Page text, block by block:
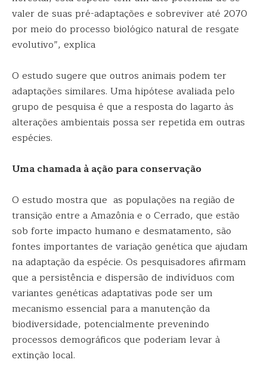
valer de suas pré-adaptações e sobreviver até 2070
por meio do processo biológico natural de resgate
evolutivo”, explica
O estudo sugere que outros animais podem ter
adaptações similares. Uma hipótese avaliada pelo
grupo de pesquisa é que a resposta do lagarto às
alterações ambientais possa ser repetida em outras
espécies.
Uma chamada à ação para conservação
O estudo mostra que as populações na região de
transição entre a Amazônia e o Cerrado, que estão
sob forte impacto humano e desmatamento, são
fontes importantes de variação genética que ajudam
na adaptação da espécie. Os pesquisadores afirmam
que a persistência e dispersão de indivíduos com
variantes genéticas adaptativas pode ser um
mecanismo essencial para a manutenção da
biodiversidade, potencialmente prevenindo
processos demográficos que poderiam levar à
extinção local.